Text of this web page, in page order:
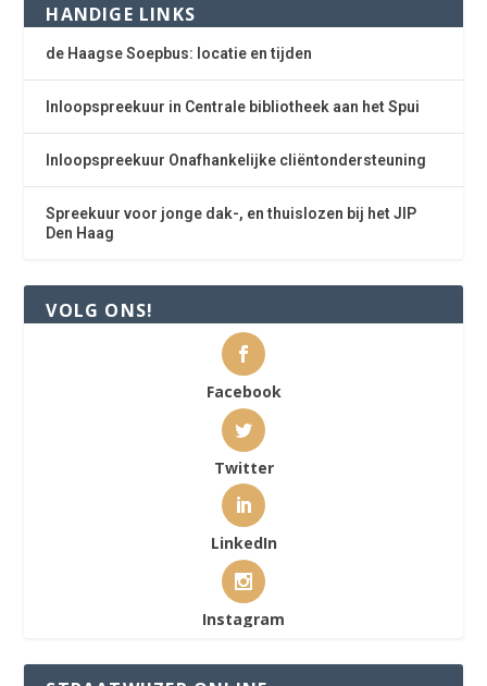
HANDIGE LINKS
de Haagse Soepbus: locatie en tijden
Inloopspreekuur in Centrale bibliotheek aan het Spui
Inloopspreekuur Onafhankelijke cliëntondersteuning
Spreekuur voor jonge dak-, en thuislozen bij het JIP
Den Haag
VOLG ONS!
Facebook
Twitter
LinkedIn
Instagram